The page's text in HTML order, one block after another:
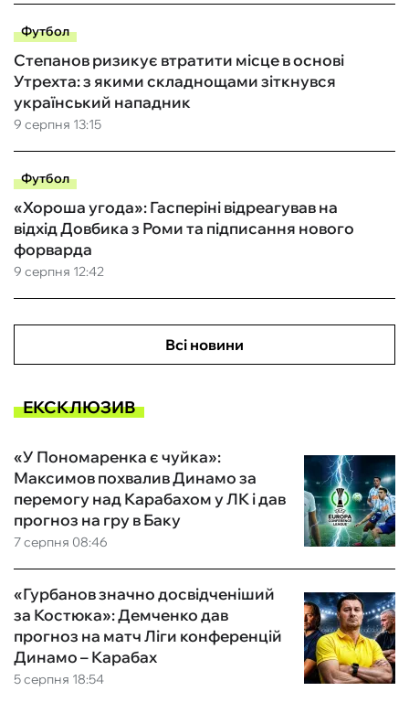
Футбол
9 серпня 13:15
Степанов ризикує втратити місце в основі
Утрехта: з якими складнощами зіткнувся
український нападник
Футбол
9 серпня 12:42
«Хороша угода»: Гасперіні відреагував на
відхід Довбика з Роми та підписання нового
форварда
Всі новини
ЕКСКЛЮЗИВ
7 серпня 08:46
«У Пономаренка є чуйка»:
Максимов похвалив Динамо за
перемогу над Карабахом у ЛК і дав
прогноз на гру в Баку
5 серпня 18:54
«Гурбанов значно досвідченіший
за Костюка»: Демченко дав
прогноз на матч Ліги конференцій
Динамо – Карабах